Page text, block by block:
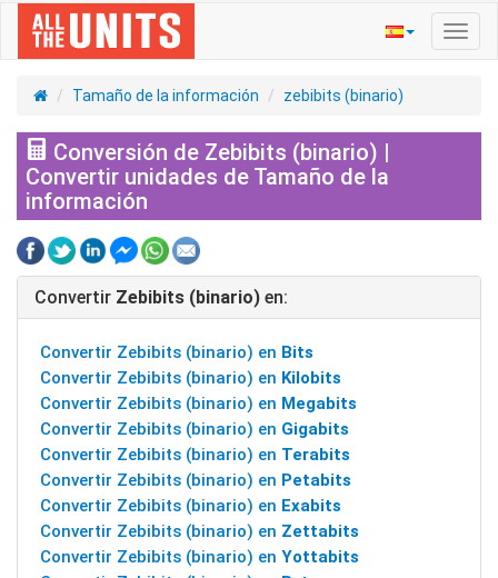
Tamaño de la información zebibits (binario)
Conversión de Zebibits (binario) |
Convertir unidades de Tamaño de la
información
Convertir Zebibits (binario) en:
Convertir Zebibits (binario) en Bits
Convertir Zebibits (binario) en Kilobits
Convertir Zebibits (binario) en Megabits
Convertir Zebibits (binario) en Gigabits
Convertir Zebibits (binario) en Terabits
Convertir Zebibits (binario) en Petabits
Convertir Zebibits (binario) en Exabits
Convertir Zebibits (binario) en Zettabits
Convertir Zebibits (binario) en Yottabits